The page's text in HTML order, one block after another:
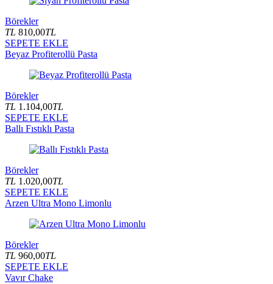
Börekler
TL 810,00TL
SEPETE EKLE
Beyaz Profiterollü Pasta
Börekler
TL 1.104,00TL
SEPETE EKLE
Ballı Fıstıklı Pasta
Börekler
TL 1.020,00TL
SEPETE EKLE
Arzen Ultra Mono Limonlu
Börekler
TL 960,00TL
SEPETE EKLE
Vavır Chake